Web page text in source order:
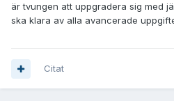
är tvungen att uppgradera sig med
ska klara av alla avancerade
Citat